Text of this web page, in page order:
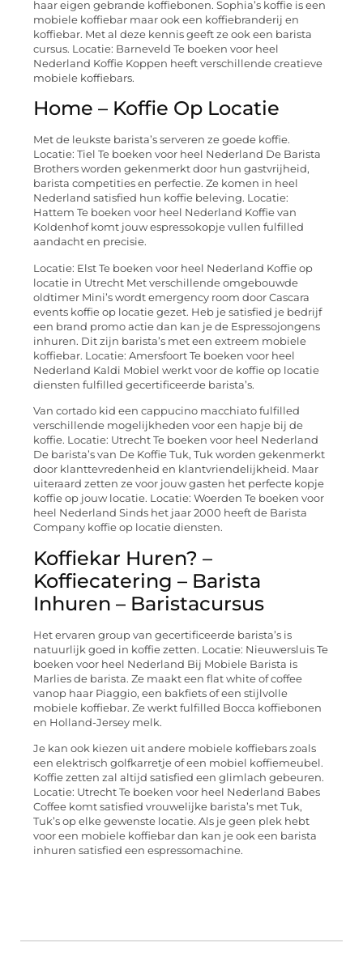
haar eigen gebrande koffiebonen. Sophia’s koffie is een
mobiele koffiebar maar ook een koffiebranderij en
koffiebar. Met al deze kennis geeft ze ook een barista
cursus. Locatie: Barneveld Te boeken voor heel
Nederland Koffie Koppen heeft verschillende creatieve
mobiele koffiebars.
Home – Koffie Op Locatie
Met de leukste barista’s serveren ze goede koffie.
Locatie: Tiel Te boeken voor heel Nederland De Barista
Brothers worden gekenmerkt door hun gastvrijheid,
barista competities en perfectie. Ze komen in heel
Nederland satisfied hun koffie beleving. Locatie:
Hattem Te boeken voor heel Nederland Koffie van
Koldenhof komt jouw espressokopje vullen fulfilled
aandacht en precisie.
Locatie: Elst Te boeken voor heel Nederland Koffie op
locatie in Utrecht Met verschillende omgebouwde
oldtimer Mini’s wordt emergency room door Cascara
events koffie op locatie gezet. Heb je satisfied je bedrijf
een brand promo actie dan kan je de Espressojongens
inhuren. Dit zijn barista’s met een extreem mobiele
koffiebar. Locatie: Amersfoort Te boeken voor heel
Nederland Kaldi Mobiel werkt voor de koffie op locatie
diensten fulfilled gecertificeerde barista’s.
Van cortado kid een cappucino macchiato fulfilled
verschillende mogelijkheden voor een hapje bij de
koffie. Locatie: Utrecht Te boeken voor heel Nederland
De barista’s van De Koffie Tuk, Tuk worden gekenmerkt
door klanttevredenheid en klantvriendelijkheid. Maar
uiteraard zetten ze voor jouw gasten het perfecte kopje
koffie op jouw locatie. Locatie: Woerden Te boeken voor
heel Nederland Sinds het jaar 2000 heeft de Barista
Company koffie op locatie diensten.
Koffiekar Huren? –
Koffiecatering – Barista
Inhuren – Baristacursus
Het ervaren group van gecertificeerde barista’s is
natuurlijk goed in koffie zetten. Locatie: Nieuwersluis Te
boeken voor heel Nederland Bij Mobiele Barista is
Marlies de barista. Ze maakt een flat white of coffee
vanop haar Piaggio, een bakfiets of een stijlvolle
mobiele koffiebar. Ze werkt fulfilled Bocca koffiebonen
en Holland-Jersey melk.
Je kan ook kiezen uit andere mobiele koffiebars zoals
een elektrisch golfkarretje of een mobiel koffiemeubel.
Koffie zetten zal altijd satisfied een glimlach gebeuren.
Locatie: Utrecht Te boeken voor heel Nederland Babes
Coffee komt satisfied vrouwelijke barista’s met Tuk,
Tuk’s op elke gewenste locatie. Als je geen plek hebt
voor een mobiele koffiebar dan kan je ook een barista
inhuren satisfied een espressomachine.